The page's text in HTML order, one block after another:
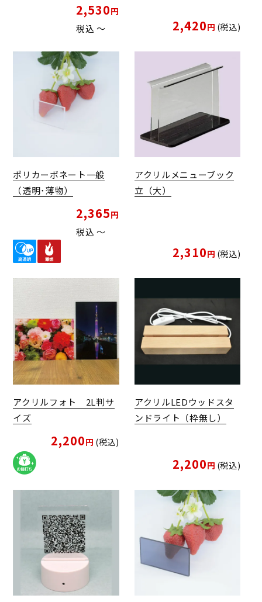
2,530
税込 〜 2,420 税込
ポリカーボネート一般
（透明･薄物）
2,365
税込 〜
アクリルメニューブック
立（大）
2,310 税込
アクリルフォト 2L判サ
イズ
2,200 税込
アクリルLEDウッドスタ
ンドライト（枠無し）
2,200 税込